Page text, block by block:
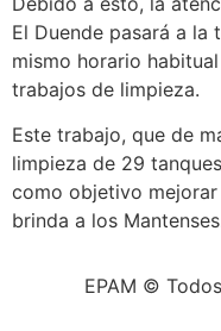
El Duende pasará a la
mismo horario
trabajos de limpieza.
Este trabajo, que de
limpieza de 29
como objetivo
brinda a los
EPAM ©